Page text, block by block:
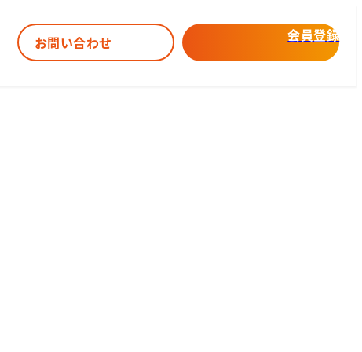
お問い合わせ 会員登録